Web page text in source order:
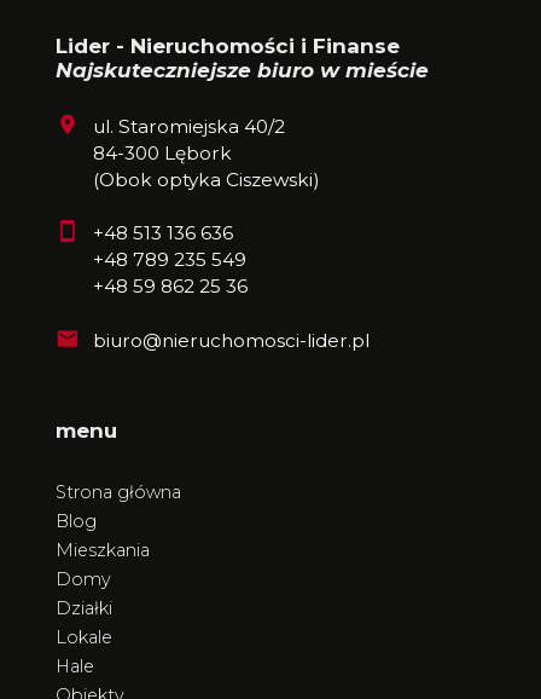
Lider - Nieruchomości i Finanse
Najskuteczniejsze biuro w mieście
ul. Staromiejska 40/2
84-300 Lębork
(Obok optyka Ciszewski)
+48 513 136 636
+48 789 235 549
+48 59 862 25 36
biuro@nieruchomosci-lider.pl
menu
Strona główna
Blog
Mieszkania
Domy
Działki
Lokale
Hale